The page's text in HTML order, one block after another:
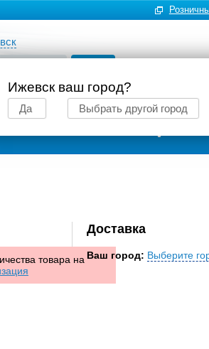
Ижевск ваш город?
Да Выбрать другой город
товара на
Доставка
Ваш город: Выберите